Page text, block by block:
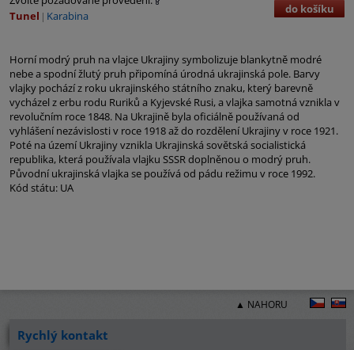
Tunel
Karabina do košíku
Horní modrý pruh na vlajce Ukrajiny symbolizuje blankytně modré
nebe a spodní žlutý pruh připomíná úrodná ukrajinská pole. Barvy
vlajky pochází z roku ukrajinského státního znaku, který barevně
vycházel z erbu rodu Ruriků a Kyjevské Rusi, a vlajka samotná vznikla v
revolučním roce 1848. Na Ukrajině byla oficiálně používaná od
vyhlášení nezávislosti v roce 1918 až do rozdělení Ukrajiny v roce 1921.
Poté na území Ukrajiny vznikla Ukrajinská sovětská socialistická
republika, která používala vlajku SSSR doplněnou o modrý pruh.
Původní ukrajinská vlajka se používá od pádu režimu v roce 1992.
Kód státu: UA
▲ NAHORU
Rychlý kontakt